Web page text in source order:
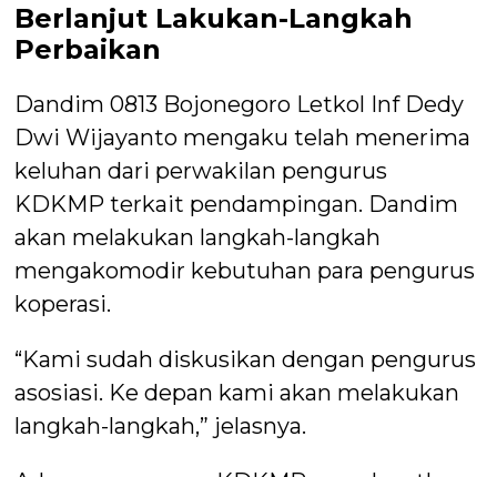
Berlanjut Lakukan-Langkah
Perbaikan
Dandim 0813 Bojonegoro Letkol Inf Dedy
Dwi Wijayanto mengaku telah menerima
keluhan dari perwakilan pengurus
KDKMP terkait pendampingan. Dandim
akan melakukan langkah-langkah
mengakomodir kebutuhan para pengurus
koperasi.
“Kami sudah diskusikan dengan pengurus
asosiasi. Ke depan kami akan melakukan
langkah-langkah,” jelasnya.